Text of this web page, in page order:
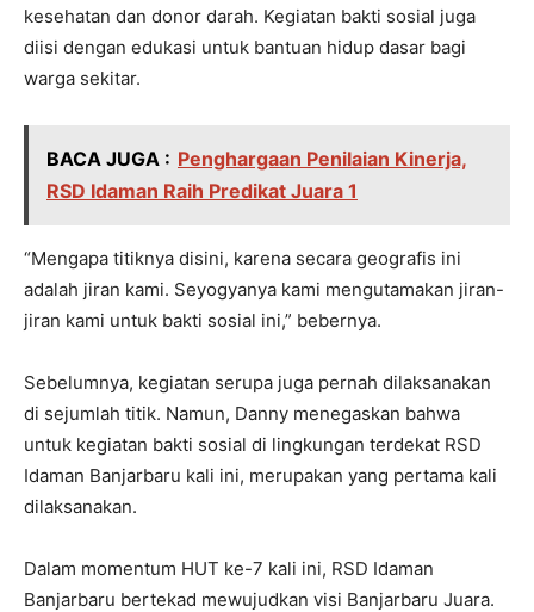
kesehatan dan donor darah. Kegiatan bakti sosial juga
diisi dengan edukasi untuk bantuan hidup dasar bagi
warga sekitar.
BACA JUGA : Penghargaan Penilaian Kinerja,
RSD Idaman Raih Predikat Juara 1
“Mengapa titiknya disini, karena secara geografis ini
adalah jiran kami. Seyogyanya kami mengutamakan jiran-
jiran kami untuk bakti sosial ini,” bebernya.
Sebelumnya, kegiatan serupa juga pernah dilaksanakan
di sejumlah titik. Namun, Danny menegaskan bahwa
untuk kegiatan bakti sosial di lingkungan terdekat RSD
Idaman Banjarbaru kali ini, merupakan yang pertama kali
dilaksanakan.
Dalam momentum HUT ke-7 kali ini, RSD Idaman
Banjarbaru bertekad mewujudkan visi Banjarbaru Juara.